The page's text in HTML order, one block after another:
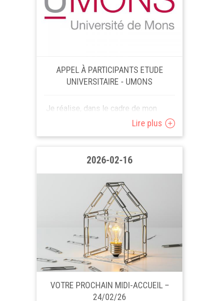
APPEL À PARTICIPANTS ETUDE
UNIVERSITAIRE - UMONS
Je réalise, dans le cadre de mon
mémoire en psychologie du travail à
Lire plus
2026-02-16
VOTRE PROCHAIN MIDI-ACCUEIL –
24/02/26